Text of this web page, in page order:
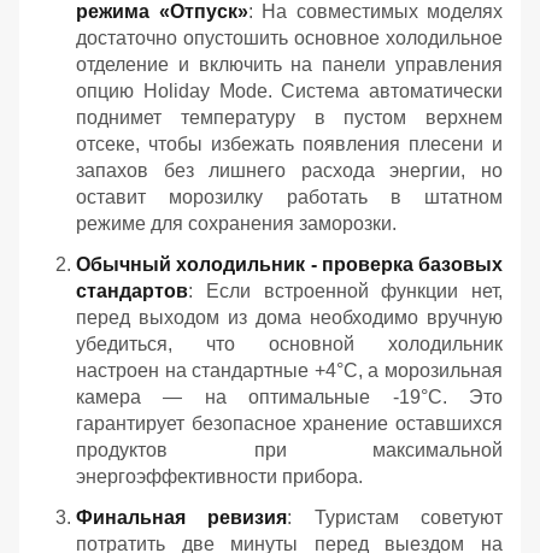
режима «Отпуск»: На совместимых моделях
достаточно опустошить основное холодильное
отделение и включить на панели управления
опцию Holiday Mode. Система автоматически
поднимет температуру в пустом верхнем
отсеке, чтобы избежать появления плесени и
запахов без лишнего расхода энергии, но
оставит морозилку работать в штатном
режиме для сохранения заморозки.
Обычный холодильник - проверка базовых
стандартов: Если встроенной функции нет,
перед выходом из дома необходимо вручную
убедиться, что основной холодильник
настроен на стандартные +4°C, а морозильная
камера — на оптимальные -19°C. Это
гарантирует безопасное хранение оставшихся
продуктов при максимальной
энергоэффективности прибора.
Финальная ревизия: Туристам советуют
потратить две минуты перед выездом на